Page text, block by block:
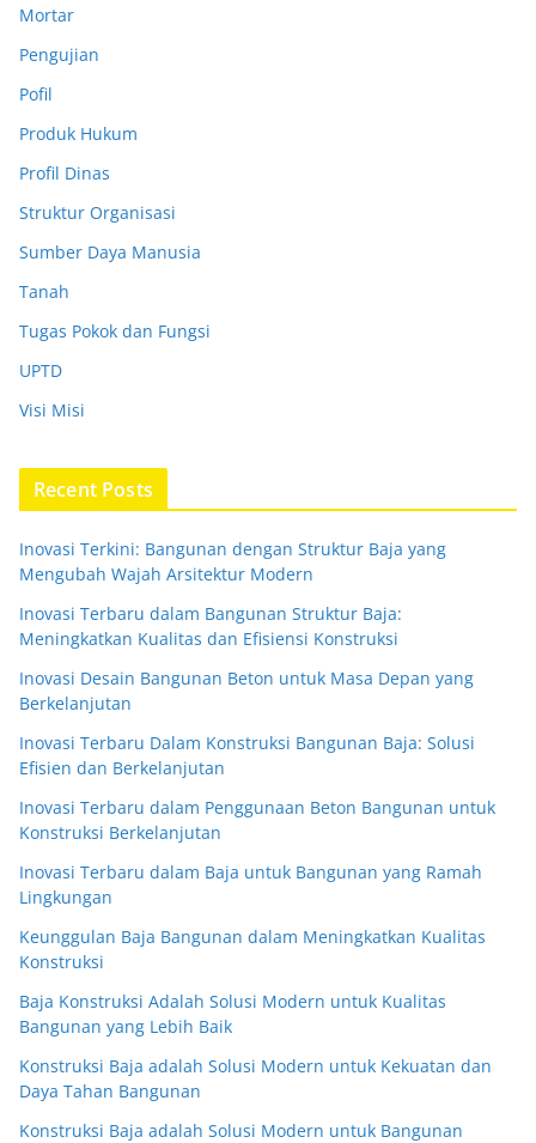
Mortar
Pengujian
Pofil
Produk Hukum
Profil Dinas
Struktur Organisasi
Sumber Daya Manusia
Tanah
Tugas Pokok dan Fungsi
UPTD
Visi Misi
Recent Posts
Inovasi Terkini: Bangunan dengan Struktur Baja yang
Mengubah Wajah Arsitektur Modern
Inovasi Terbaru dalam Bangunan Struktur Baja:
Meningkatkan Kualitas dan Efisiensi Konstruksi
Inovasi Desain Bangunan Beton untuk Masa Depan yang
Berkelanjutan
Inovasi Terbaru Dalam Konstruksi Bangunan Baja: Solusi
Efisien dan Berkelanjutan
Inovasi Terbaru dalam Penggunaan Beton Bangunan untuk
Konstruksi Berkelanjutan
Inovasi Terbaru dalam Baja untuk Bangunan yang Ramah
Lingkungan
Keunggulan Baja Bangunan dalam Meningkatkan Kualitas
Konstruksi
Baja Konstruksi Adalah Solusi Modern untuk Kualitas
Bangunan yang Lebih Baik
Konstruksi Baja adalah Solusi Modern untuk Kekuatan dan
Daya Tahan Bangunan
Konstruksi Baja adalah Solusi Modern untuk Bangunan